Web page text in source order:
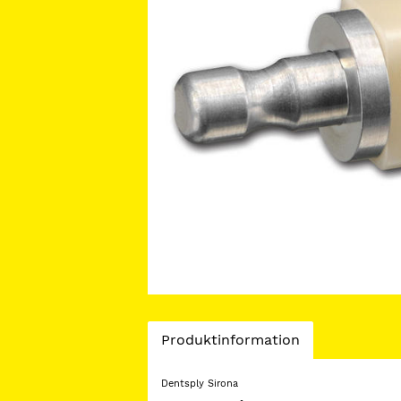
Current
Produktinformation
Dentsply Sirona